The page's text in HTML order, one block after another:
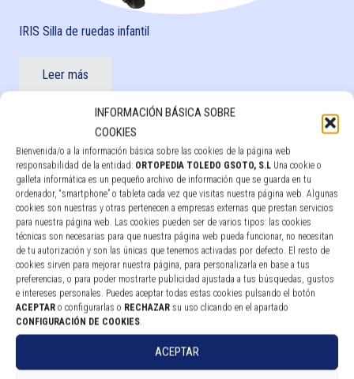
INFORMACIÓN BÁSICA SOBRE
COOKIES
Bienvenida/o a la información básica sobre las cookies de la página web
responsabilidad de la entidad: ORTOPEDIA TOLEDO GSOTO, S.L Una cookie o
galleta informática es un pequeño archivo de información que se guarda en tu
ordenador, “smartphone” o tableta cada vez que visitas nuestra página web. Algunas
cookies son nuestras y otras pertenecen a empresas externas que prestan servicios
para nuestra página web. Las cookies pueden ser de varios tipos: las cookies
técnicas son necesarias para que nuestra página web pueda funcionar, no necesitan
de tu autorización y son las únicas que tenemos activadas por defecto. El resto de
cookies sirven para mejorar nuestra página, para personalizarla en base a tus
preferencias, o para poder mostrarte publicidad ajustada a tus búsquedas, gustos
e intereses personales. Puedes aceptar todas estas cookies pulsando el botón
ACEPTAR o configurarlas o RECHAZAR su uso clicando en el apartado
CONFIGURACIÓN DE COOKIES.
ACEPTAR
IRIS Silla de ruedas infantil
Leer más